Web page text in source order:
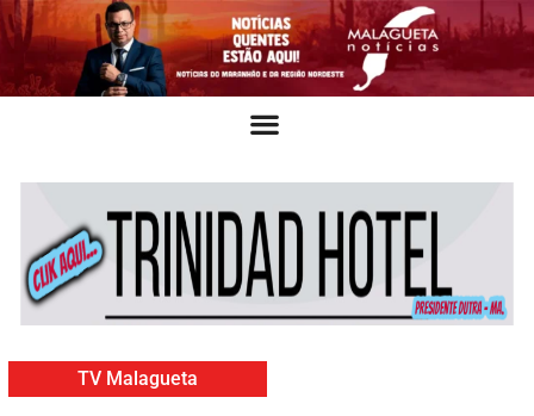
TV Malagueta